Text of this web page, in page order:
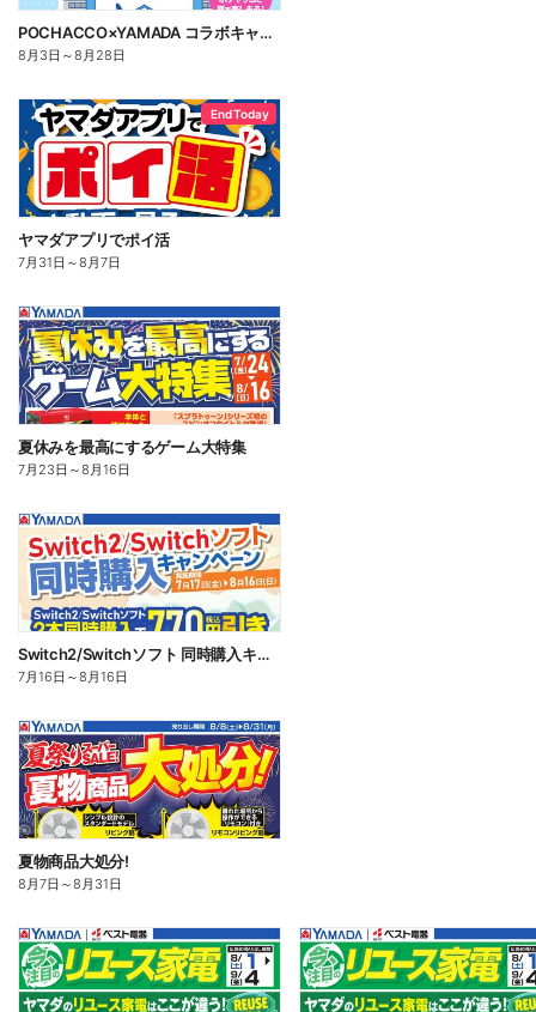
POCHACCO×YAMADA コラボキャンペーン!
8月3日 ～8月28日
End Today
ヤマダアプリでポイ活
7月31日 ～8月7日
夏休みを最高にするゲーム大特集
7月23日 ～8月16日
Switch2/Switchソフト 同時購入キャンペーン
7月16日 ～8月16日
夏物商品大処分!
8月7日 ～8月31日